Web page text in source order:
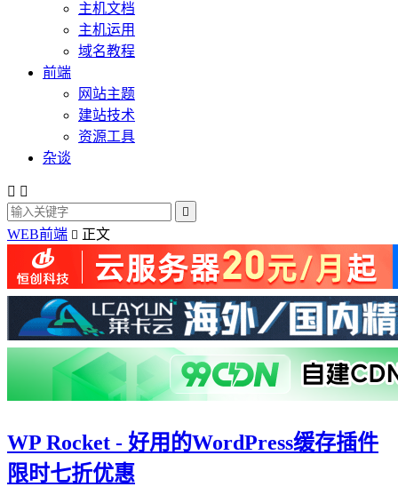
主机文档
主机运用
域名教程
前端
网站主题
建站技术
资源工具
杂谈
 

WEB前端  正文
WP Rocket - 好用的WordPress缓存插件
限时七折优惠